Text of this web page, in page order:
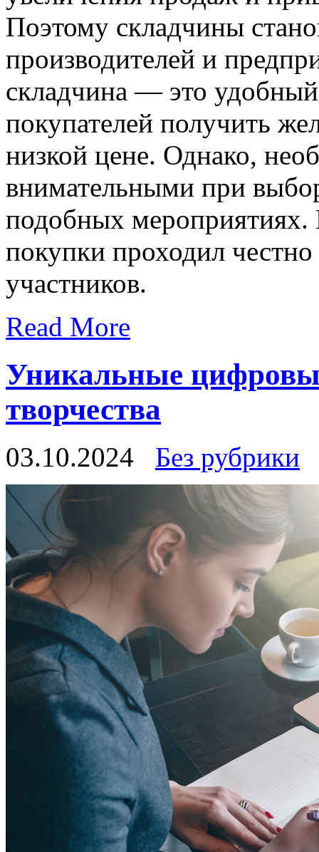
Поэтому складчины
производителей и
складчина — это
покупателей получить
низкой цене. Однако,
внимательными при
подобных мероприятиях.
покупки проходил честно
участников.
Read More
Уникальные
творчества
03.10.2024 Без рубрики